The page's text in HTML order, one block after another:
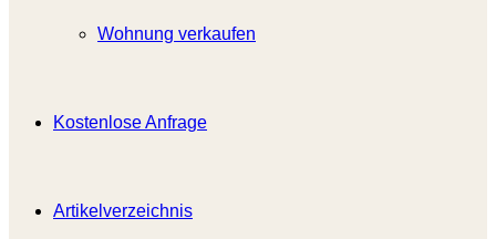
Wohnung verkaufen
Kostenlose Anfrage
Artikelverzeichnis